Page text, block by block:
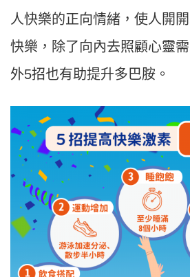
人快樂的正向情緒，使人開
快樂，除了向內去照顧心靈
外5招也有助提升多巴胺。